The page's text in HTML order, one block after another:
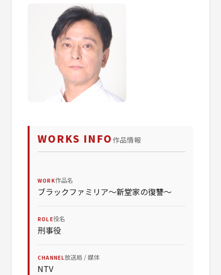
WORKS INFO 作品情報
WORK作品名
ブラックファミリア〜新堂家の復讐〜
ROLE役名
刑事役
CHANNEL放送局 / 媒体
NTV